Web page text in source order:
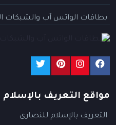
بطاقات الواتس آب والشبكات
مواقع التعريف بالإسلام
التعريف بالإسلام للنصارى